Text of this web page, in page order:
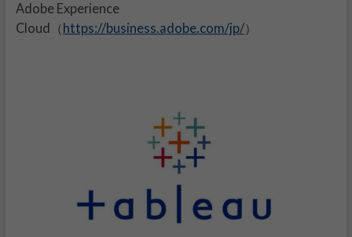
Adobe Experience
Cloud（ https://business.adobe.com/jp/）